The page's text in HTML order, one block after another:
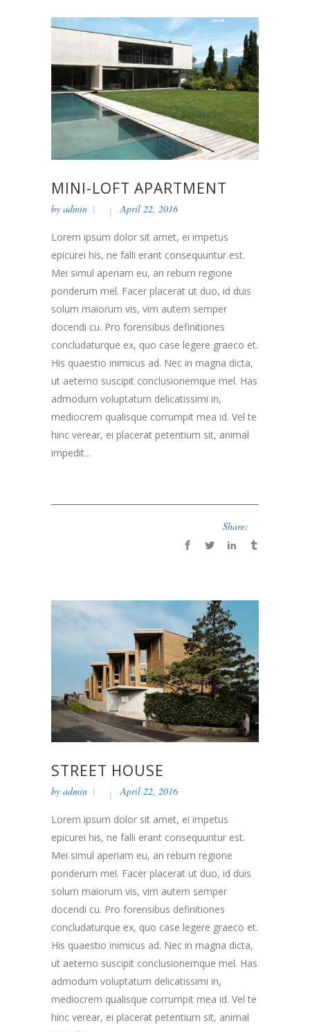
MINI-LOFT APARTMENT
by admin April 22, 2016
Lorem ipsum dolor sit amet, ei impetus
epicurei his, ne falli erant consequuntur est.
Mei simul aperiam eu, an rebum regione
ponderum mel. Facer placerat ut duo, id duis
solum maiorum vis, vim autem semper
docendi cu. Pro forensibus definitiones
concludaturque ex, quo case legere graeco et.
His quaestio inimicus ad. Nec in magna dicta,
ut aeterno suscipit conclusionemque mel. Has
admodum voluptatum delicatissimi in,
mediocrem qualisque corrumpit mea id. Vel te
hinc verear, ei placerat petentium sit, animal
impedit...
Share:
STREET HOUSE
by admin April 22, 2016
Lorem ipsum dolor sit amet, ei impetus
epicurei his, ne falli erant consequuntur est.
Mei simul aperiam eu, an rebum regione
ponderum mel. Facer placerat ut duo, id duis
solum maiorum vis, vim autem semper
docendi cu. Pro forensibus definitiones
concludaturque ex, quo case legere graeco et.
His quaestio inimicus ad. Nec in magna dicta,
ut aeterno suscipit conclusionemque mel. Has
admodum voluptatum delicatissimi in,
mediocrem qualisque corrumpit mea id. Vel te
hinc verear, ei placerat petentium sit, animal